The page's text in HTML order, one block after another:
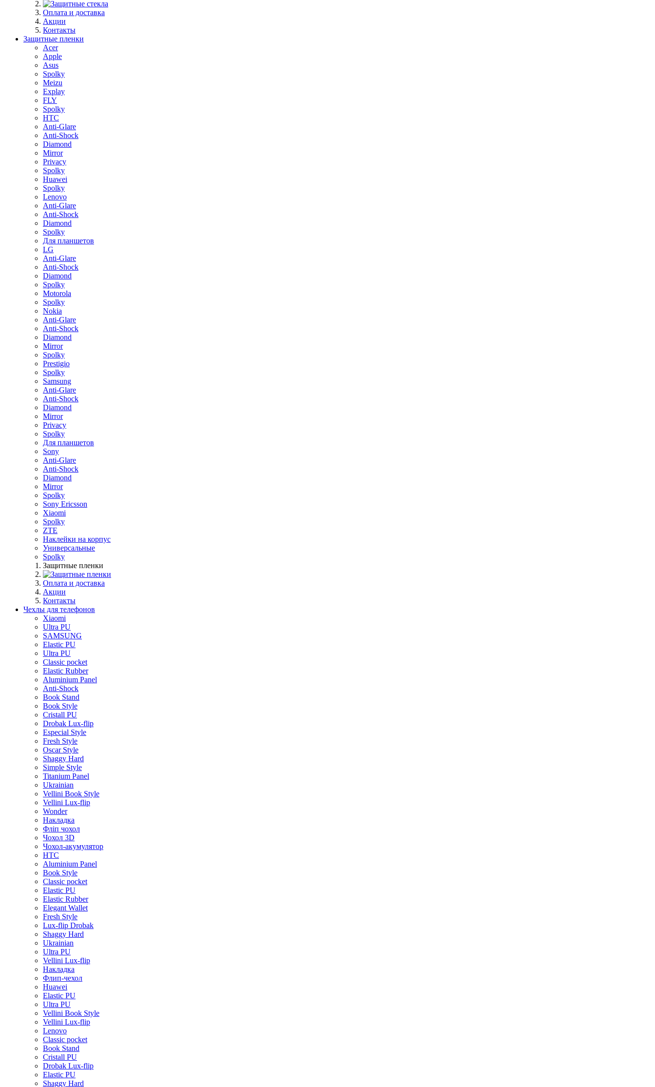
Оплата и доставка
Акции
Контакты
Защитные пленки
Acer
Apple
Asus
Spolky
Meizu
Explay
FLY
Spolky
HTC
Anti-Glare
Anti-Shock
Diamond
Mirror
Privacy
Spolky
Huawei
Spolky
Lenovo
Anti-Glare
Anti-Shock
Diamond
Spolky
Для планшетов
LG
Anti-Glare
Anti-Shock
Diamond
Spolky
Motorola
Spolky
Nokia
Anti-Glare
Anti-Shock
Diamond
Mirror
Spolky
Prestigio
Spolky
Samsung
Anti-Glare
Anti-Shock
Diamond
Mirror
Privacy
Spolky
Для планшетов
Sony
Anti-Glare
Anti-Shock
Diamond
Mirror
Spolky
Sony Ericsson
Xiaomi
Spolky
ZTE
Наклейки на корпус
Универсальные
Spolky
Защитные пленки
Оплата и доставка
Акции
Контакты
Чехлы для телефонов
Xiaomi
Ultra PU
SAMSUNG
Elastic PU
Ultra PU
Classic pocket
Elastic Rubber
Aluminium Panel
Anti-Shock
Book Stand
Book Style
Cristall PU
Drobak Lux-flip
Especial Style
Fresh Style
Oscar Style
Shaggy Hard
Simple Style
Titanium Panel
Ukrainian
Vellini Book Style
Vellini Lux-flip
Wonder
Накладка
Фліп чохол
Чохол 3D
Чохол-акумулятор
HTC
Aluminium Panel
Book Style
Classic pocket
Elastic PU
Elastic Rubber
Elegant Wallet
Fresh Style
Lux-flip Drobak
Shaggy Hard
Ukrainian
Ultra PU
Vellini Lux-flip
Накладка
Флип-чехол
Huawei
Elastic PU
Ultra PU
Vellini Book Style
Vellini Lux-flip
Lenovo
Classic pocket
Book Stand
Cristall PU
Drobak Lux-flip
Elastic PU
Shaggy Hard